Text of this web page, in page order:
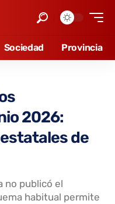
Sociedad Provincia
2026:
de
no publicó el
habitual permite